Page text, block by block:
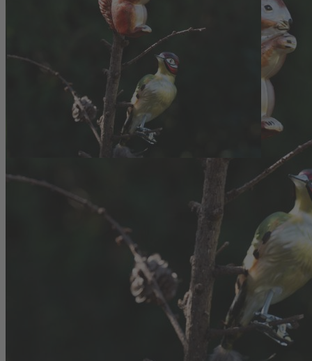
Handgefertigte Glasfigur mit
traditioneller Fertigung
Das Eichhörnchen aus Glas entsteht in sorgfältiger Handarbeit in
einem Handwerksbetrieb in Süddeutschland. Die Figur wird
mundgeblasen, anschließend handverspiegelt und mit feinen Details
bemalt. Durch diese aufwendigen Arbeitsschritte ist jedes Stück ein
Unikat mit leicht individuellen Nuancen in Form und Farbgebung.
Die kompakte Größe von 10 x 6 x 3 cm und die integrierte Öse
ermöglichen einen sicheren und zugleich dezenten
Aufhängungspunkt, etwa an Zweigen, im Fenster oder an
dekorativen Arrangements im Wohnraum.
Die Glasfigur zeigt ein sitzendes Eichhörnchen mit betontem
Fellrelief und sorgfältig ausgearbeiteten Gesichtszügen. Die leicht
schimmernde Oberfläche und der harmonische Farbverlauf
unterstreichen den hochwertigen Charakter und fügen sich sowohl
in natürliche als auch in festliche Dekorationen ein. Dank der
beständigen Glasqualität eignet sich das Eichhörnchen aus Glas als
dauerhafte Zierde für jede Jahreszeit – einzeln platziert oder
kombiniert mit weiteren Glasfiguren wieWeihnachtsmann
Leuchtturmfür ein stimmiges